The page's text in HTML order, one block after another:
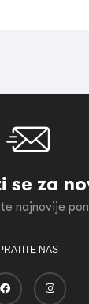
se za
najnovije
PRATITE NAS